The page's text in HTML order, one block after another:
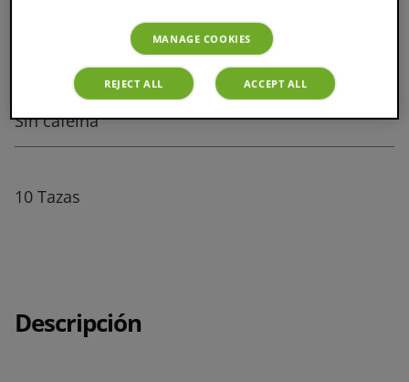
Sin cafeína
10 Tazas
Descripción
MANAGE COOKIES
REJECT ALL ACCEPT ALL